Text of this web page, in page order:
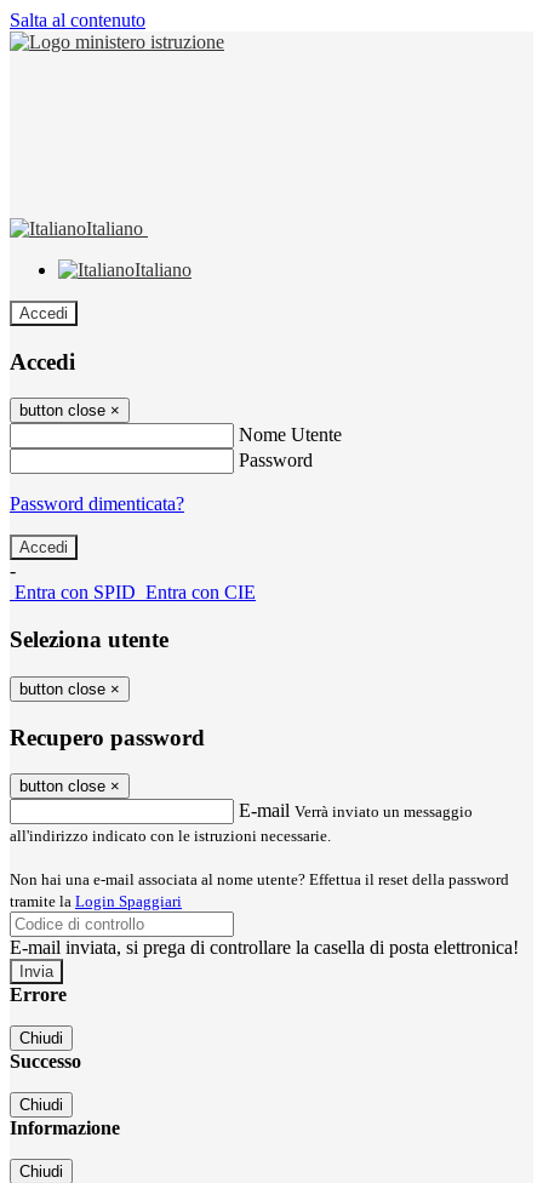
Salta al contenuto
Italiano
Italiano
Accedi
Accedi
button close ×
Nome Utente
Password
Password dimenticata?
-
Entra con SPID Entra con CIE
Seleziona utente
button close ×
Recupero password
button close ×
E-mail Verrà inviato un messaggio
all'indirizzo indicato con le istruzioni necessarie.
Non hai una e-mail associata al nome utente? Effettua il reset della password
tramite la Login Spaggiari
E-mail inviata, si prega di controllare la casella di posta elettronica!
Errore
Chiudi
Successo
Chiudi
Informazione
Chiudi